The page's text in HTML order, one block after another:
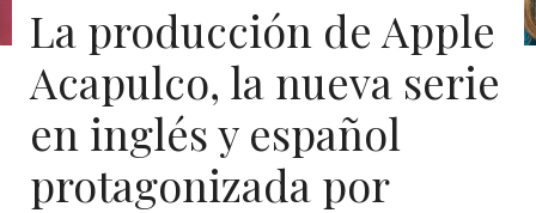
La producción de Apple
Acapulco, la nueva serie
en inglés y español
protagonizada por